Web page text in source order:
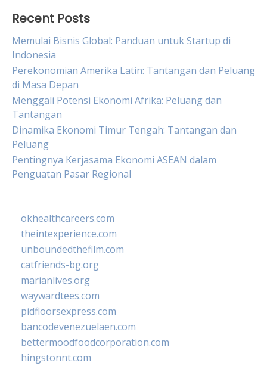
Recent Posts
Memulai Bisnis Global: Panduan untuk Startup di
Indonesia
Perekonomian Amerika Latin: Tantangan dan Peluang
di Masa Depan
Menggali Potensi Ekonomi Afrika: Peluang dan
Tantangan
Dinamika Ekonomi Timur Tengah: Tantangan dan
Peluang
Pentingnya Kerjasama Ekonomi ASEAN dalam
Penguatan Pasar Regional
okhealthcareers.com
theintexperience.com
unboundedthefilm.com
catfriends-bg.org
marianlives.org
waywardtees.com
pidfloorsexpress.com
bancodevenezuelaen.com
bettermoodfoodcorporation.com
hingstonnt.com